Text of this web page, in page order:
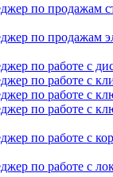
по продажам
по продажам
по работе с
по работе с
по работе с
по работе с
по работе с
по работе с